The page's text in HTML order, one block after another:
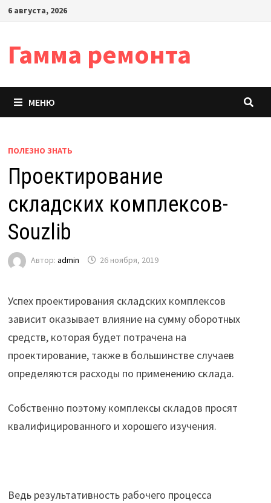
Перейти
6 августа, 2026
Гамма ремонта
МЕНЮ
ПОЛЕЗНО ЗНАТЬ
Проектирование
складских комплексов-
Souzlib
Автор: admin 26 ноября, 2019
Успех проектирования складских комплексов
зависит оказывает влияние на сумму оборотных
средств, которая будет потрачена на
проектирование, также в большинстве случаев
определяются расходы по применению склада.
Собственно поэтому комплексы складов просят
квалифицированного и хорошего изучения.
Ведь результативность рабочего процесса